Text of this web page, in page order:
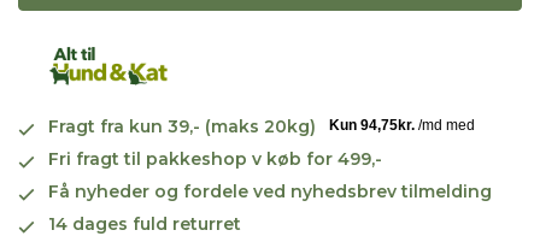
Fragt fra kun 39,- (maks 20kg)
Fri fragt til pakkeshop v køb for 499,-
Få nyheder og fordele ved nyhedsbrev tilmelding
14 dages fuld returret